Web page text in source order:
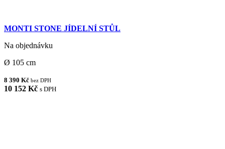
MONTI STONE JÍDELNÍ STŮL
Na objednávku
Ø 105 cm
8 390 Kč bez DPH
10 152 Kč s DPH